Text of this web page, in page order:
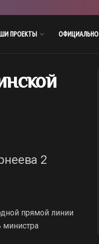
ПРОЕКТЫ ОФИЦИАЛЬНО
2
прямой линии
министра